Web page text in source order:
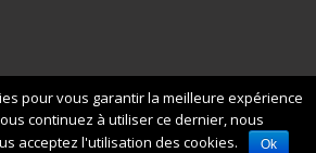
- Mentions légales-Plan de site
pour vous garantir la meilleure expérience
continuez à utiliser ce dernier, nous
acceptez l'utilisation des cookies.
Ok